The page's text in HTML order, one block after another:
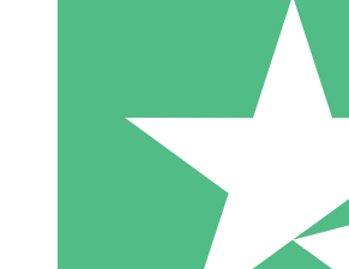
10 Downloads
20 00